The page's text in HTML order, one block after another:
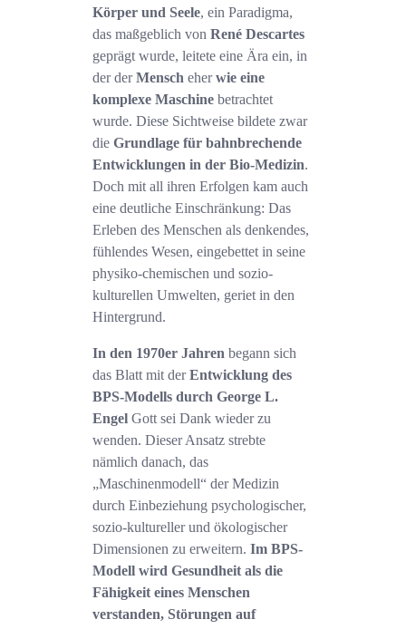
Körper und Seele, ein Paradigma,
das maßgeblich von René Descartes
geprägt wurde, leitete eine Ära ein, in
der derMensch eherwie eine
komplexe Maschinebetrachtet
wurde. Diese Sichtweise bildete zwar
die Grundlage für bahnbrechende
Entwicklungen in der Bio-Medizin.
Doch mit all ihren Erfolgen kam auch
eine deutliche Einschränkung: Das
Erleben des Menschen als denkendes,
fühlendes Wesen, eingebettet in seine
physiko-chemischen und sozio-
kulturellen Umwelten, geriet in den
Hintergrund.
In den 1970er Jahren begann sich
das Blatt mit derEntwicklung des
BPS-Modells durch George L.
EngelGott sei Dank wieder zu
wenden. Dieser Ansatz strebte
nämlich danach, das
„Maschinenmodell“ der Medizin
durch Einbeziehung psychologischer,
sozio-kultureller und ökologischer
Dimensionen zu erweitern. Im BPS-
Modell wird Gesundheit als die
Fähigkeit eines Menschen
verstanden, Störungen auf